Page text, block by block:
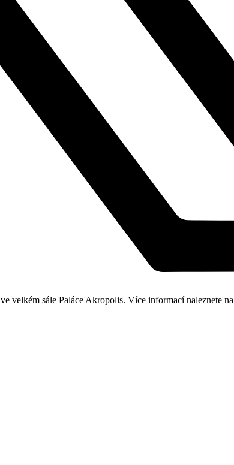
velkém sále Paláce Akropolis. Více informací naleznete na